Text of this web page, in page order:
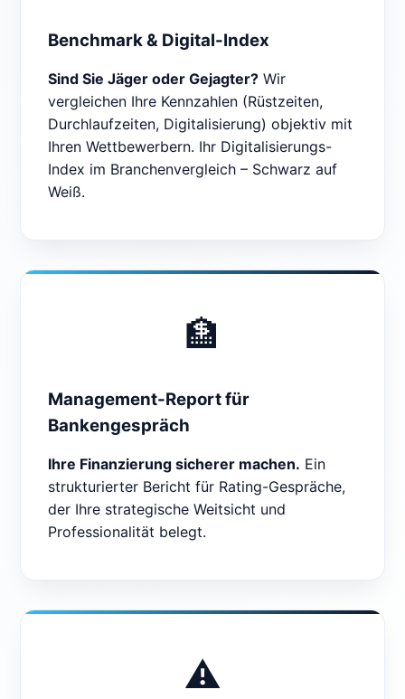
Benchmark & Digital-Index
Sind Sie Jäger oder Gejagter? Wir
vergleichen Ihre Kennzahlen (Rüstzeiten,
Durchlaufzeiten, Digitalisierung) objektiv mit
Ihren Wettbewerbern. Ihr Digitalisierungs-
Index im Branchenvergleich – Schwarz auf
Weiß.
🏦
Management-Report für
Bankengespräch
Ihre Finanzierung sicherer machen. Ein
strukturierter Bericht für Rating-Gespräche,
der Ihre strategische Weitsicht und
Professionalität belegt.
⚠️